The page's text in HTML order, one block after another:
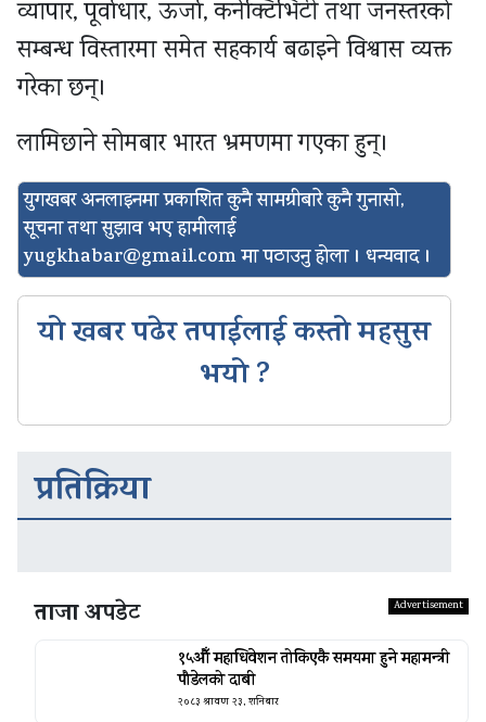
व्यापार, पूर्वाधार, ऊर्जा, कनेक्टिभिटी तथा जनस्तरको
सम्बन्ध विस्तारमा समेत सहकार्य बढाइने विश्वास व्यक्त
गरेका छन्।
लामिछाने सोमबार भारत भ्रमणमा गएका हुन्।
युगखबर अनलाइनमा प्रकाशित कुनै सामग्रीबारे कुनै गुनासो,
सूचना तथा सुझाव भए हामीलाई
yugkhabar@gmail.comमा पठाउनु होला । धन्यवाद ।
यो खबर पढेर तपाईलाई कस्तो महसुस
भयो ?
प्रतिक्रिया
ताजा अपडेट
१५औँ महाधिवेशन तोकिएकै समयमा हुने महामन्त्री
पौडेलको दाबी
२०८३ श्रावण २३, शनिबार